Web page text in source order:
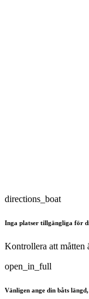
directions_boat
Inga platser tillgängliga för
Kontrollera att måtten
open_in_full
Vänligen ange din båts